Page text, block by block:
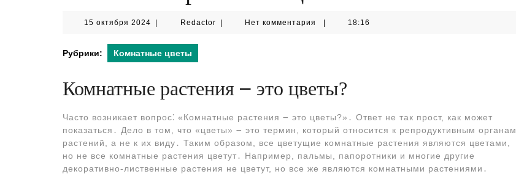
15 октября 2024 15
2024
RedactorRedactorНет комментария 18:16
Рубрики: Комнатные цветы
Комнатные растения ౼ это цветы?
Часто возникает вопрос⁚ «Комнатные растения ౼ это цветы?»․ Ответ не так прост, как может
показаться․ Дело в том, что «цветы» ౼ это термин, который относится к репродуктивным органам
растений, а не к их виду․ Таким образом, все цветущие комнатные растения являются цветами,
но не все комнатные растения цветут․ Например, пальмы, папоротники и многие другие
декоративно-лиственные растения не цветут, но все же являются комнатными растениями․